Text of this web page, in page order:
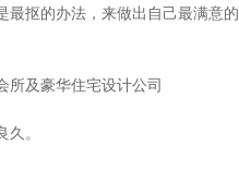
最抠的办法，来做出自己最满意的
所及豪华住宅设计公司
。